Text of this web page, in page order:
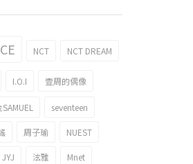
NCT NCT DREAM
I.O.I 壹周的偶像
seventeen
周子瑜 NUEST
JYJ 泫雅 Mnet